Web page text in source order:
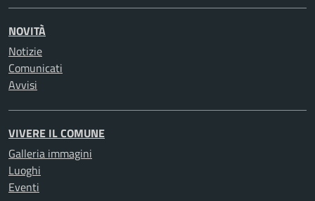
NOVITÀ
Notizie
Comunicati
Avvisi
VIVERE IL COMUNE
Galleria immagini
Luoghi
Eventi